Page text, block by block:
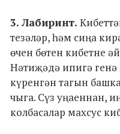
3. Лабиринт.
тезәләр, һәм сиңа
өчен бөтен кибетне
Нәтиҗәдә ипигә генә
күренгән тагын
чыга. Сүз уңаеннан,
колбасалар махсус